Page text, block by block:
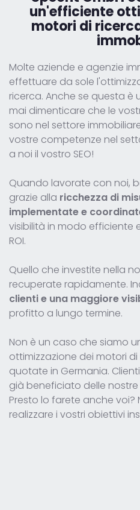
un'efficiente
motori di
Molte aziende e agenzie
effettuare da sole
ricerca. Anche se questa è
mai dimenticare che le
sono nel settore
vostre competenze nel
a noi il vostro SEO!
Quando lavorate con noi,
grazie alla ricchezza di
implementate e
visibilità in modo efficiente
ROI.
Quello che investite nella
recuperate rapidamente.
clienti e una maggiore
profitto a lungo termine.
Non è un caso che siamo
ottimizzazione dei motori
quotate in Germania.
già beneficiato delle nostre
Presto lo farete anche voi?
realizzare i vostri obiettivi